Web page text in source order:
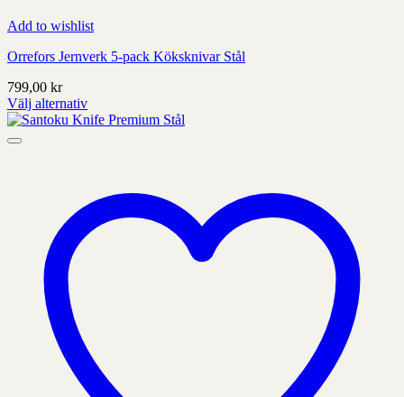
Add to wishlist
Orrefors Jernverk 5-pack Köksknivar Stål
799,00 kr
Välj alternativ
Denna
produkt
produktens